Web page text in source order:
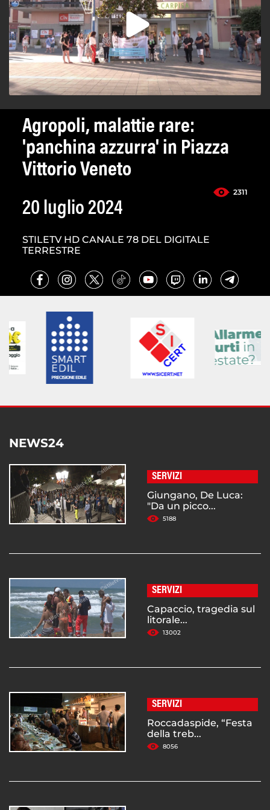
Agropoli, malattie rare:
'panchina azzurra' in Piazza
Vittorio Veneto
2311
20 luglio 2024
STILETV HD CANALE 78 DEL DIGITALE
TERRESTRE
NEWS24
SERVIZI
Giungano, De Luca:
"Da un picco...
5188
SERVIZI
Capaccio, tragedia sul
litorale...
13002
SERVIZI
Roccadaspide, “Festa
della treb...
8056